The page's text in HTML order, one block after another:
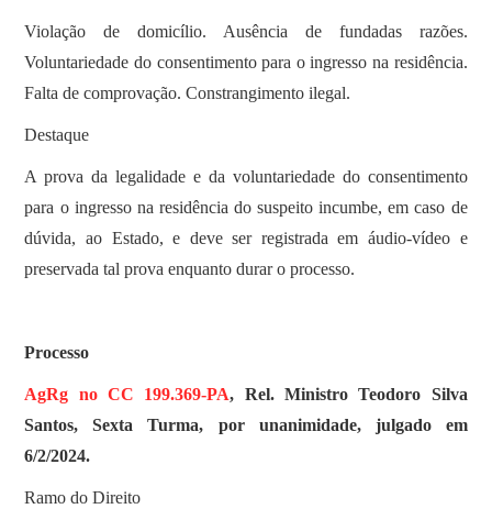
Violação de domicílio. Ausência de fundadas razões.
Voluntariedade do consentimento para o ingresso na residência.
Falta de comprovação. Constrangimento ilegal.
Destaque
A prova da legalidade e da voluntariedade do consentimento
para o ingresso na residência do suspeito incumbe, em caso de
dúvida, ao Estado, e deve ser registrada em áudio-vídeo e
preservada tal prova enquanto durar o processo.
Processo
AgRg no CC 199.369-PA, Rel. Ministro Teodoro Silva
Santos, Sexta Turma, por unanimidade, julgado em
6/2/2024.
Ramo do Direito